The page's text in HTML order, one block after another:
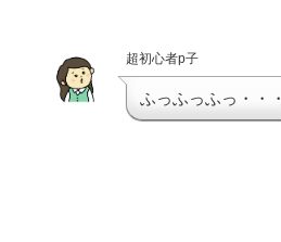
超初心者p子
ふっふっふっ・・・